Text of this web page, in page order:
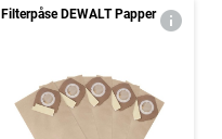
Filterpåse DEWALT Papper